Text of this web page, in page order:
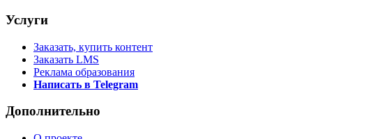
Услуги
Заказать, купить контент
Заказать LMS
Реклама образования
Написать в Telegram
Дополнительно